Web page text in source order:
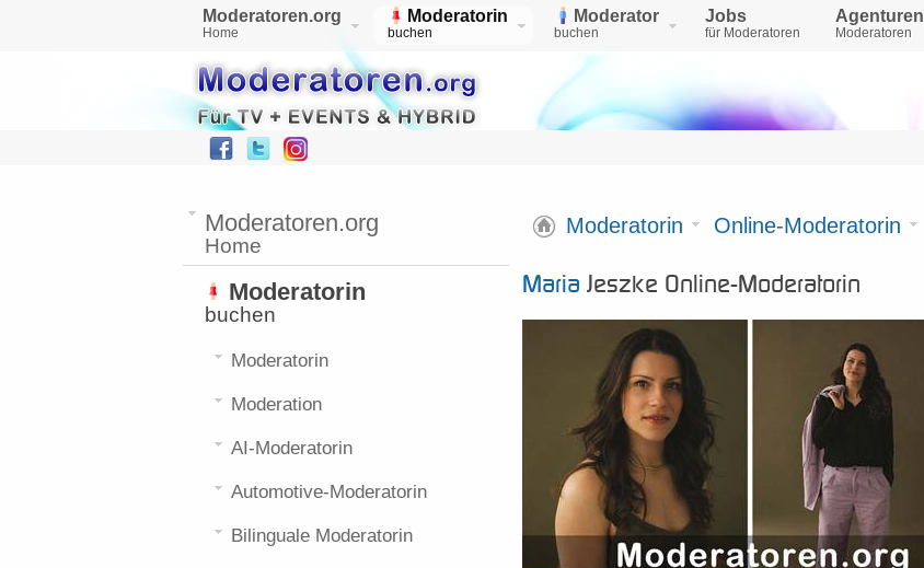
Moderatoren.org
Home
Moderatorin
buchen
Moderator
buchen
Jobs
für Moderatoren
Agenturen
Moderatoren
Moderatorin Online-Moderatorin
Maria Jeszke Online-Moderatorin
Moderatoren.org
Home
Moderatorin
buchen
Moderatorin
Moderation
AI-Moderatorin
Automotive-Moderatorin
Bilinguale Moderatorin